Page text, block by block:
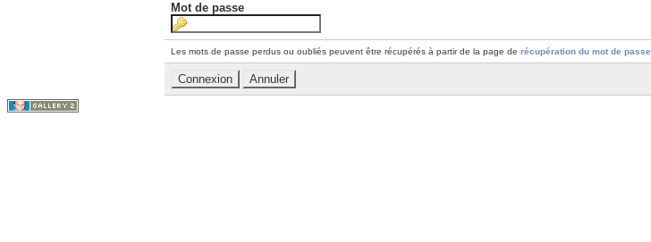
Mot de passe
Les mots de passe perdus ou oubliés peuvent être récupérés à partir de la page de récupération du mot de passe